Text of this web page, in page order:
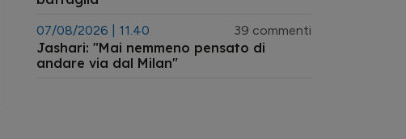
07/08/2026 | 11.40 39 commenti
Jashari: "Mai nemmeno pensato di
andare via dal Milan"